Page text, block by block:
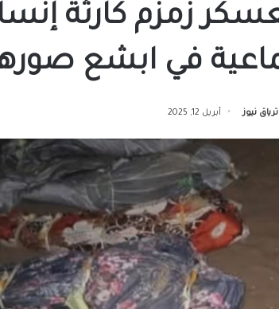
زمزم كارثة
في ابشع
ترياق نيوز أبريل 12, 2025